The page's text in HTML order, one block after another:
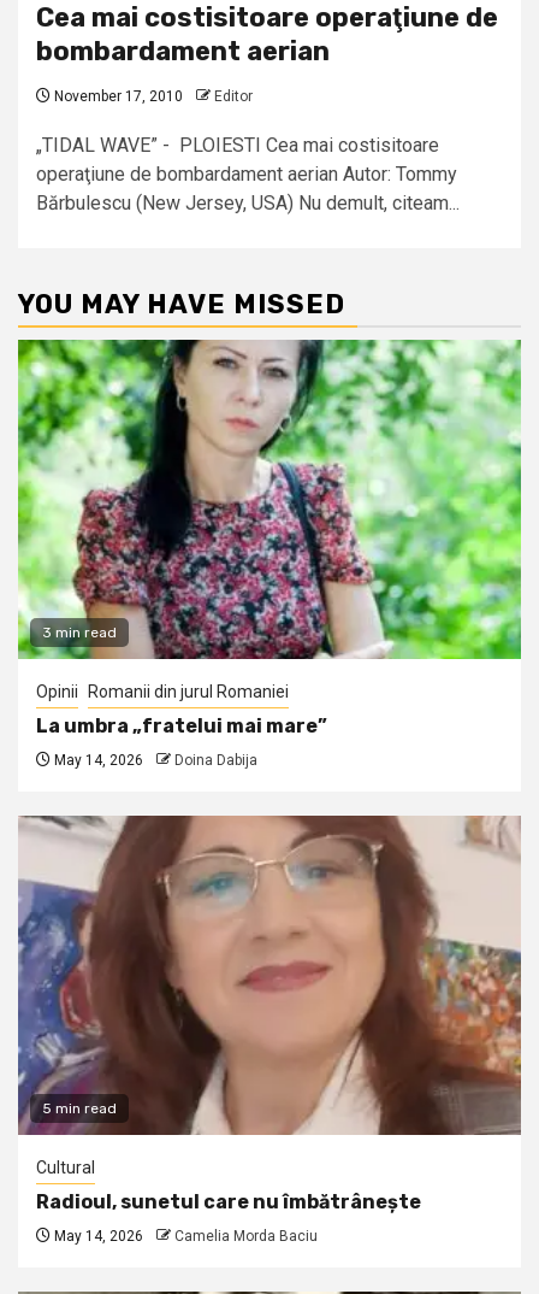
Cea mai costisitoare operaţiune de
bombardament aerian
November 17, 2010 Editor
„TIDAL WAVE” - PLOIESTI Cea mai costisitoare
operaţiune de bombardament aerian Autor: Tommy
Bărbulescu (New Jersey, USA) Nu demult, citeam...
YOU MAY HAVE MISSED
3 min read
Opinii Romanii din jurul Romaniei
La umbra „fratelui mai mare”
May 14, 2026 Doina Dabija
5 min read
Cultural
Radioul, sunetul care nu îmbătrânește
May 14, 2026 Camelia Morda Baciu